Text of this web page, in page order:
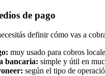
de pago
definir cómo vas a
muy usado para cobros
bancaria: simple y útil en
según el tipo de